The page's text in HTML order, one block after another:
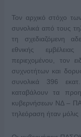
Τον αρχικό στόχο
συνολικά από τους
τη σχεδιαζόμενη
εθνικής
περιεχομένου, τον
συχνοτήτων και
συνολικά 396
καταβάλουν τα
κυβερνήσεων ΝΔ –
τηλεόραση ήταν